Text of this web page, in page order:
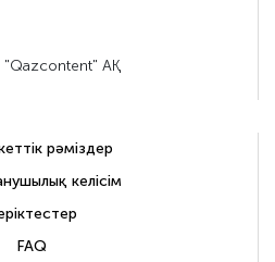
АҚ
рәміздер
келісім
FAQ